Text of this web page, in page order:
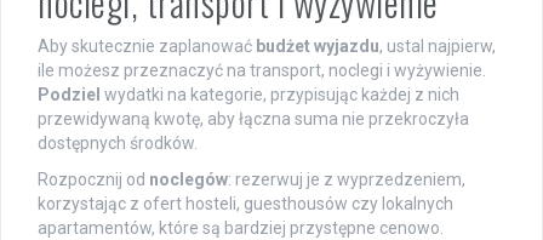
Aby skutecznie zaplanować budżet wyjazdu, ustal najpierw,
ile możesz przeznaczyć na transport, noclegi i wyżywienie.
Podziel wydatki na kategorie, przypisując każdej z nich
przewidywaną kwotę, aby łączna suma nie przekroczyła
dostępnych środków.
Rozpocznij od noclegów: rezerwuj je z wyprzedzeniem,
korzystając z ofert hosteli, guesthousów czy lokalnych
apartamentów, które są bardziej przystępne cenowo.